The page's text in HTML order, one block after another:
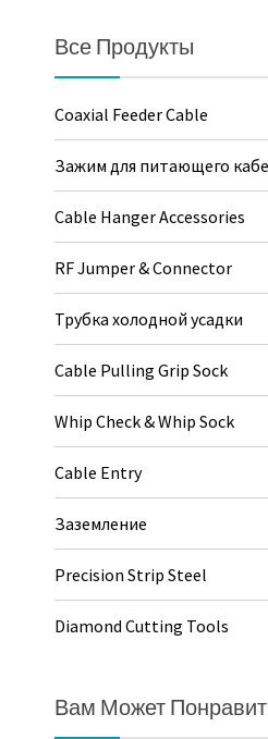
Все Продукты
Coaxial Feeder Cable
Зажим для питающего
Cable Hanger Accessories
RF Jumper & Connector
Трубка холодной усадки
Cable Pulling Grip Sock
Whip Check & Whip Sock
Cable Entry
Заземление
Precision Strip Steel
Diamond Cutting Tools
Вам Может